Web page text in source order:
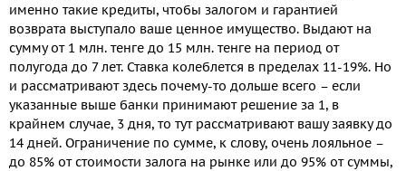
именно такие кредиты, чтобы залогом и гарантией
возврата выступало ваше ценное имущество. Выдают на
сумму от 1 млн. тенге до 15 млн. тенге на период от
полугода до 7 лет. Ставка колеблется в пределах 11-19%. Но
и рассматривают здесь почему-то дольше всего – если
указанные выше банки принимают решение за 1, в
крайнем случае, 3 дня, то тут рассматривают вашу заявку до
14 дней. Ограничение по сумме, к слову, очень лояльное –
до 85% от стоимости залога на рынке или до 95% от суммы,